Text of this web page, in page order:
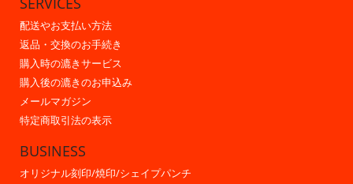
配送やお支払い方法
返品・交換のお手続き
購入時の漉きサービス
購入後の漉きのお申込み
メールマガジン
特定商取引法の表示
BUSINESS
オリジナル刻印/焼印/シェイプパンチ